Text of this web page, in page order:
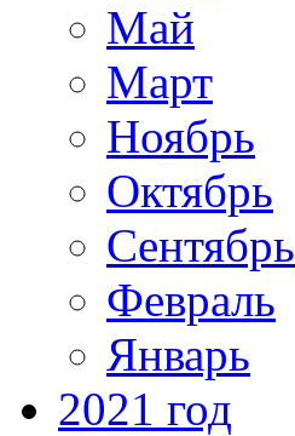
Май
Март
Ноябрь
Октябрь
Сентябрь
Февраль
Январь
2021 год